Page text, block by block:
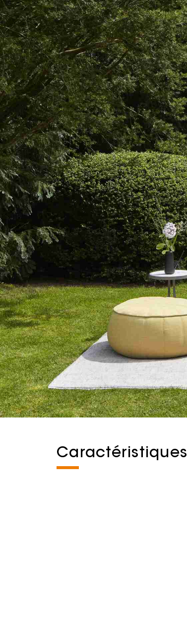
Caractéristiques